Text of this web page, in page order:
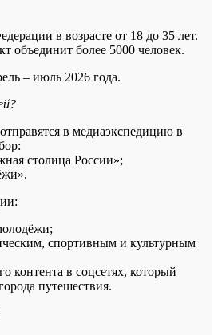
в возрасте от 18 до 35 лет.
объединит более 5000 человек.
– июль 2026 года.
в медиаэкспедицию в
столица России»;
спортивным и культурным
контента в соцсетях, который
путешествия.